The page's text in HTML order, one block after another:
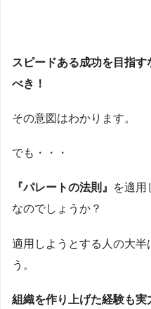
スピードある成功を目指
べき！
その意図はわかります。
でも・・・
『パレートの法則』
を適用
なのでしょうか？
適用しようとする人の大半
う。
組織を作り上げた経験も実